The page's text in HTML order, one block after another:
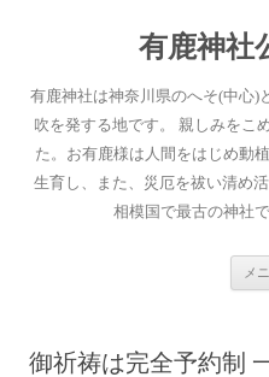
有鹿神社
有鹿神社は神奈川県のへそ(中心)
吹を発する地です。 親しみをこ
た。お有鹿様は人間をはじめ動
生育し、また、災厄を祓い清め
相模国で最古の神社
メ
御祈祷は完全予約制